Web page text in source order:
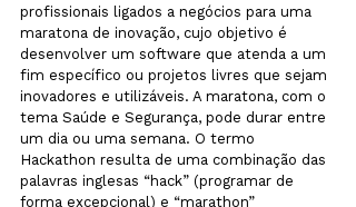
profissionais ligados a negócios para uma
maratona de inovação, cujo objetivo é
desenvolver um software que atenda a um
fim específico ou projetos livres que sejam
inovadores e utilizáveis. A maratona, com o
tema Saúde e Segurança, pode durar entre
um dia ou uma semana. O termo
Hackathon resulta de uma combinação das
palavras inglesas “hack” (programar de
forma excepcional) e “marathon”